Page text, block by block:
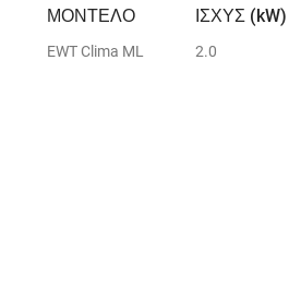
ΜΟΝΤΕΛΟ ΙΣΧΥΣ (kW)
EWT Clima ML 2.0